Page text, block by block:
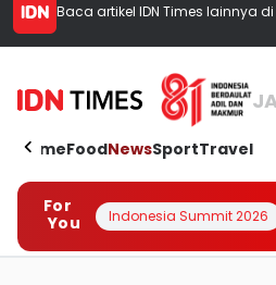
Baca artikel IDN Times lainnya di
HomeFoodNewsSportTravel
For
You
Indonesia Summit 2026